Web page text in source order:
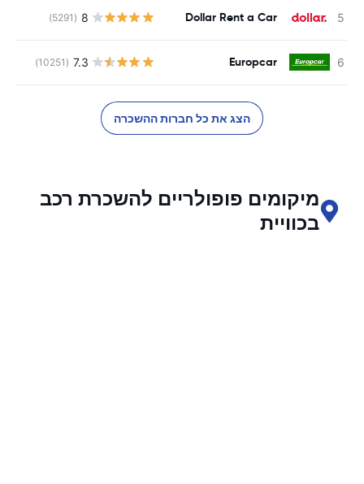
Dollar Rent a Car
8
(5291)
Europcar
7.3
(10251)
הצג את כל חברות ההשכרה
מיקומים פופולריים להשכרת רכב
בכוויית